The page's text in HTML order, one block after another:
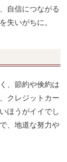
自信につながる
失いがちに。
、節約や倹約は
クレジットカー
ほうがイイでし
、地道な努力や